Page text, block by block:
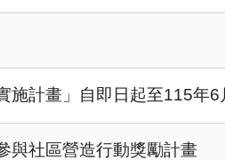
施計畫」自即日起至115年
與社區營造行動獎勵計畫